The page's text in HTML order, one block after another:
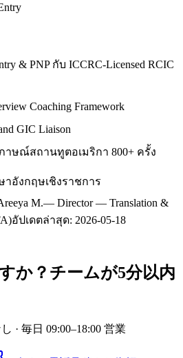
& PNP กับ ICCRC-Licensed RCIC
Coaching Framework
GIC Liaison
าษณ์สถานทูตอเมริกา 800+ ครั้ง
าอังกฤษเชิงราชการ
M.— Director — Translation &
อัปเดตล่าสุด: 2026-05-18
か？チームが5分以内
· 毎日 09:00–18:00 営業